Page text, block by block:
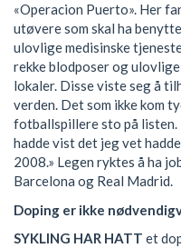
«Operacion Puerto». Her
utøvere som skal ha
ulovlige medisinske
rekke blodposer og
lokaler. Disse viste seg å
verden. Det som ikke kom
fotballspillere sto på listen.
hadde vist det jeg vet
2008.» Legen ryktes å ha
Barcelona og Real Madrid.
Doping er ikke
SYKLING HAR HATT et